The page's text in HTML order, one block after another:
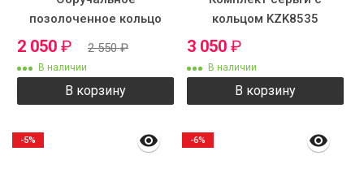
позолоченное кольцо
2 050 ₽ 2 550₽
В наличии
В корзину
кольцом KZK8535
3 050 ₽
В наличии
В корзину
-5% -6%